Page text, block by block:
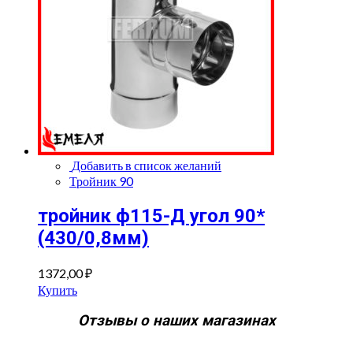
Добавить в список желаний
Тройник 90
тройник ф115-Д угол 90*
(430/0,8мм)
1372,00₽
Купить
Отзывы о наших магазинах